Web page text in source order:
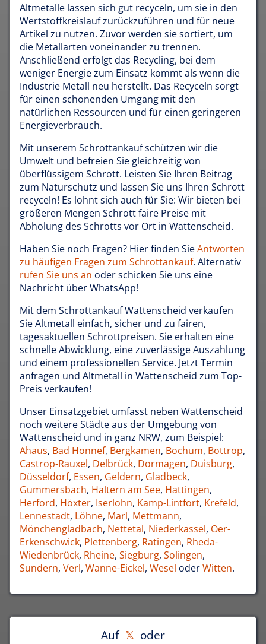
Altmetalle lassen sich gut recyceln, um sie in den
Wertstoffkreislauf zurückzuführen und für neue
Artikel zu nutzen. Zuvor werden sie sortiert, um
die Metallarten voneinander zu trennen.
Anschließend erfolgt das Recycling, bei dem
weniger Energie zum Einsatz kommt als wenn die
Industrie Metall neu herstellt. Das Recyceln sorgt
für einen schonenden Umgang mit den
natürlichen Ressourcen und für einen geringeren
Energieverbrauch.
Mit unserem Schrottankauf schützen wir die
Umwelt und befreien Sie gleichzeitig von
überflüssigem Schrott. Leisten Sie Ihren Beitrag
zum Naturschutz und lassen Sie uns Ihren Schrott
recyceln! Es lohnt sich auch für Sie: Wir bieten bei
größeren Mengen Schrott faire Preise mit
Abholung des Schrotts vor Ort in Wattenscheid.
Haben Sie noch Fragen? Hier finden SieAntworten
zu häufigen Fragen zum Schrottankauf. Alternativ
rufen Sie uns an oder schicken Sie uns eine
Nachricht über WhatsApp!
Mit dem Schrottankauf Wattenscheid verkaufen
Sie Altmetall einfach, sicher und zu fairen,
tagesaktuellen Schrottpreisen. Sie erhalten eine
schnelle Abwicklung, eine zuverlässige Auszahlung
und einem professionellen Service. Jetzt Termin
anfragen und Altmetall in Wattenscheid zum Top-
Preis verkaufen!
Unser Einsatzgebiet umfasst neben Wattenscheid
noch weitere Städte aus der Umgebung von
Wattenscheid und in ganz NRW, zum Beispiel:
Ahaus, Bad Honnef, Bergkamen, Bochum, Bottrop,
Castrop-Rauxel, Delbrück, Dormagen, Duisburg,
Düsseldorf, Essen, Geldern, Gladbeck,
Gummersbach, Haltern am See, Hattingen,
Herford, Höxter, Iserlohn, Kamp-Lintfort, Krefeld,
Lennestadt, Löhne, Marl, Mettmann,
Mönchengladbach, Nettetal, Niederkassel, Oer-
Erkenschwick, Plettenberg, Ratingen, Rheda-
Wiedenbrück, Rheine, Siegburg, Solingen,
Sundern, Verl, Wanne-Eickel, Wesel oderWitten.
Auf
oder